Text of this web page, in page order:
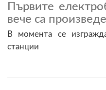
Първите
вече са
В момента се
станции